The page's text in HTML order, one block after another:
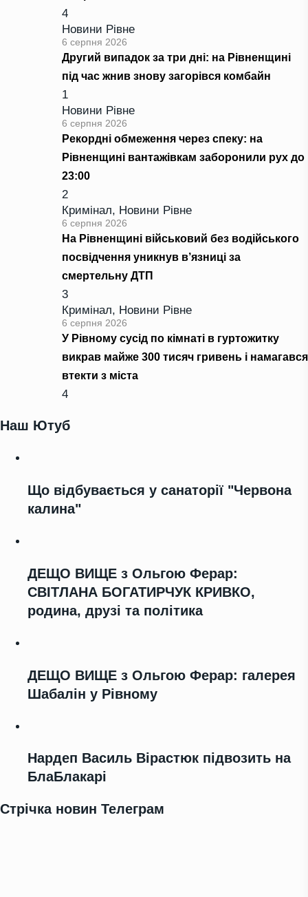
4
Новини Рівне
6 серпня 2026
Другий випадок за три дні: на Рівненщині
під час жнив знову загорівся комбайн
1
Новини Рівне
6 серпня 2026
Рекордні обмеження через спеку: на
Рівненщині вантажівкам заборонили рух до
23:00
2
Кримінал, Новини Рівне
6 серпня 2026
На Рівненщині військовий без водійського
посвідчення уникнув в’язниці за
смертельну ДТП
3
Кримінал, Новини Рівне
6 серпня 2026
У Рівному сусід по кімнаті в гуртожитку
викрав майже 300 тисяч гривень і намагався
втекти з міста
4
Наш Ютуб
Що відбувається у санаторії "Червона
калина"
ДЕЩО ВИЩЕ з Ольгою Ферар:
СВІТЛАНА БОГАТИРЧУК КРИВКО,
родина, друзі та політика
ДЕЩО ВИЩЕ з Ольгою Ферар: галерея
Шабалін у Рівному
Нардеп Василь Вірастюк підвозить на
БлаБлакарі
Стрічка новин Телеграм